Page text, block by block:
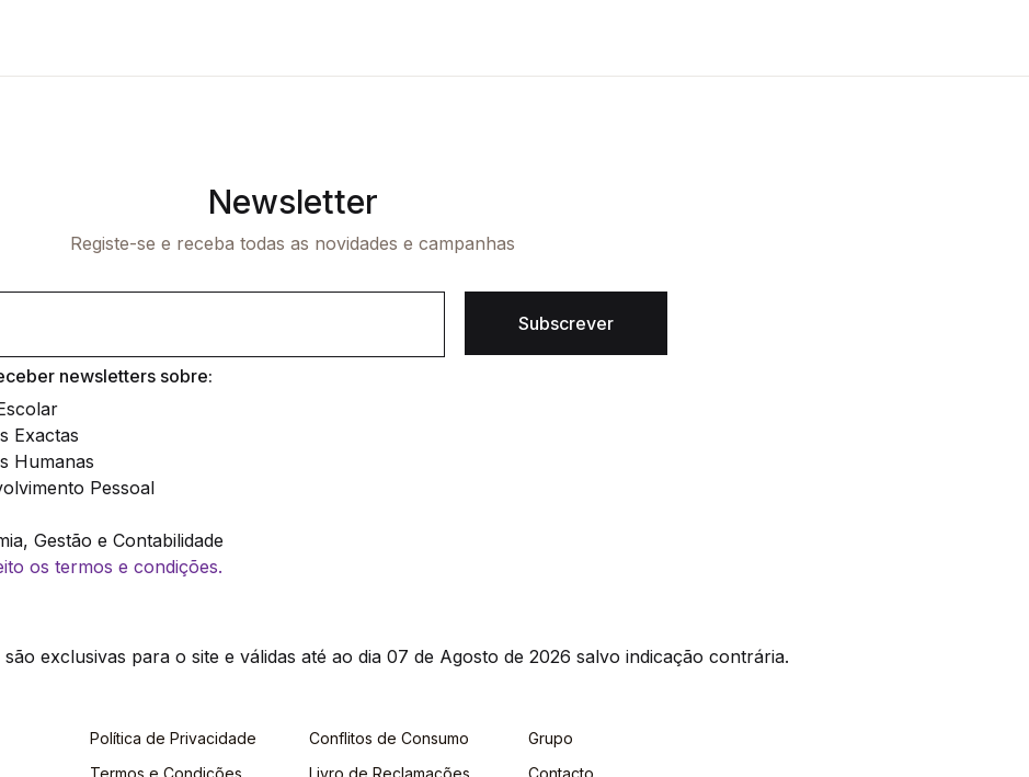
Newsletter
Registe-se e receba todas as novidades e campanhas
Subscrever
newsletters sobre:
Exactas
Humanas
Pessoal
Gestão e Contabilidade
os termos e condições.
exclusivas para o site e válidas até ao dia 07 de Agosto de 2026 salvo indicação contrária.
Política de Privacidade
Conflitos de Consumo
Grupo